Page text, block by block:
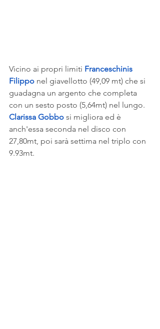
Vicino ai propri limiti Franceschinis
Filippo nel giavellotto (49,09 mt) che si
guadagna un argento che completa
con un sesto posto (5,64mt) nel lungo.
Clarissa Gobbo si migliora ed è
anch'essa seconda nel disco con
27,80mt, poi sarà settima nel triplo con
9.93mt.